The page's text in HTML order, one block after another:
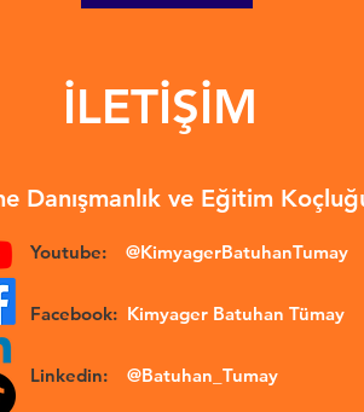
İLETİŞİM
Danışmanlık ve Eğitim
Youtube: @KimyagerBatuhanTumay
Facebook: Kimyager Batuhan Tümay
Linkedin: @Batuhan_Tumay